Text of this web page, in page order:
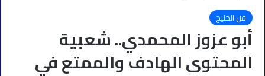
فن الخليج
أبو عزوز المحمدي.. شعبية
المحتوى الهادف والممتع في